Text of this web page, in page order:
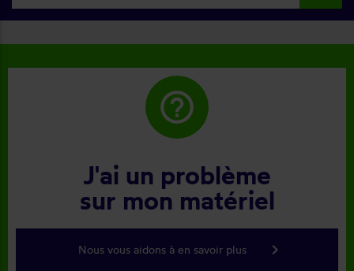
help_outline
J'ai un problème
sur mon matériel
Nous vous aidons à en savoir plus keyboard_arrow_right